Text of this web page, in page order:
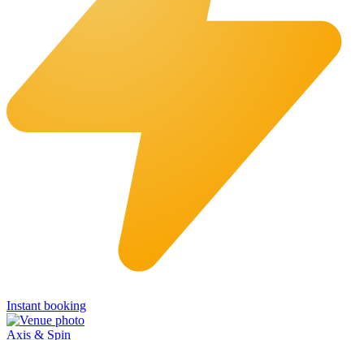
Instant booking
Axis & Spin